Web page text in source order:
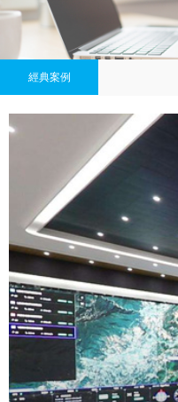
經典案例